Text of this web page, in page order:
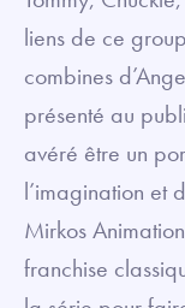
liens de ce
combines
présenté au
avéré être un
l’imagination et
Mirkos
franchise